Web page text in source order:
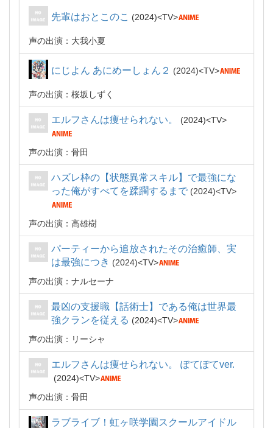
先輩はおとこのこ 2024 TV
声の出演：大我小夏
にじよん あにめーしょん２ 2024 TV
声の出演：桜坂しずく
エルフさんは痩せられない。 2024 TV
声の出演：骨田
ハズレ枠の【状態異常スキル】で最強にな
った俺がすべてを蹂躙するまで
2024 TV
声の出演：高雄樹
パーティーから追放されたその治癒師、実
は最強につき
2024
TV
声の出演：ナルセーナ
最凶の支援職【話術士】である俺は世界最
強クランを従える
2024
TV
声の出演：リーシャ
エルフさんは痩せられない。 ぽてぽてver.
2024
TV
声の出演：骨田
ラブライブ！虹ヶ咲学園スクールアイドル